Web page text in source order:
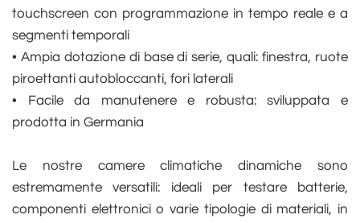
touchscreen con programmazione in tempo reale e a
segmenti temporali
• Ampia dotazione di base di serie, quali: finestra, ruote
piroettanti autobloccanti, fori laterali
• Facile da manutenere e robusta: sviluppata e
prodotta in Germania
Le nostre camere climatiche dinamiche sono
estremamente versatili: ideali per testare batterie,
componenti elettronici o varie tipologie di materiali, in